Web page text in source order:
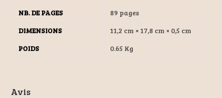
NB. DE PAGES
89 pages
DIMENSIONS
11,2 cm × 17,8 cm × 0,5 cm
POIDS
0.65 Kg
Avis